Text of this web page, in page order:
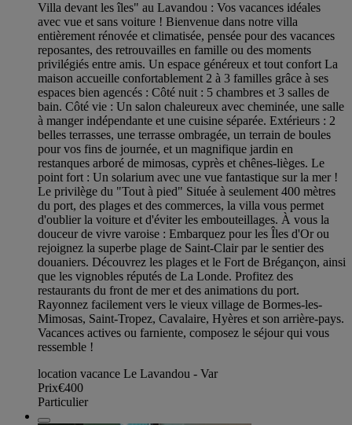
Villa devant les îles" au Lavandou : Vos vacances idéales
avec vue et sans voiture ! Bienvenue dans notre villa
entièrement rénovée et climatisée, pensée pour des vacances
reposantes, des retrouvailles en famille ou des moments
privilégiés entre amis. Un espace généreux et tout confort La
maison accueille confortablement 2 à 3 familles grâce à ses
espaces bien agencés : Côté nuit : 5 chambres et 3 salles de
bain. Côté vie : Un salon chaleureux avec cheminée, une salle
à manger indépendante et une cuisine séparée. Extérieurs : 2
belles terrasses, une terrasse ombragée, un terrain de boules
pour vos fins de journée, et un magnifique jardin en
restanques arboré de mimosas, cyprès et chênes-lièges. Le
point fort : Un solarium avec une vue fantastique sur la mer !
Le privilège du "Tout à pied" Située à seulement 400 mètres
du port, des plages et des commerces, la villa vous permet
d'oublier la voiture et d'éviter les embouteillages. À vous la
douceur de vivre varoise : Embarquez pour les Îles d'Or ou
rejoignez la superbe plage de Saint-Clair par le sentier des
douaniers. Découvrez les plages et le Fort de Brégançon, ainsi
que les vignobles réputés de La Londe. Profitez des
restaurants du front de mer et des animations du port.
Rayonnez facilement vers le vieux village de Bormes-les-
Mimosas, Saint-Tropez, Cavalaire, Hyères et son arrière-pays.
Vacances actives ou farniente, composez le séjour qui vous
ressemble !
location vacance Le Lavandou - Var
Prix€400
Particulier